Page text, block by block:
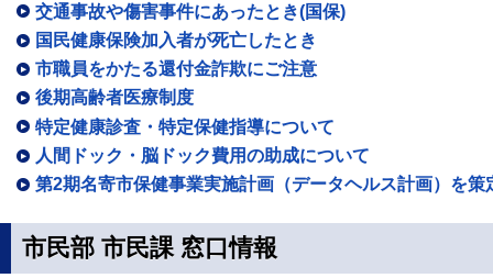
交通事故や傷害事件にあったとき(国保)
国民健康保険加入者が死亡したとき
市職員をかたる還付金詐欺にご注意
後期高齢者医療制度
特定健康診査・特定保健指導について
人間ドック・脳ドック費用の助成について
第2期名寄市保健事業実施計画（データヘルス計画）を策
市民部 市民課 窓口情報